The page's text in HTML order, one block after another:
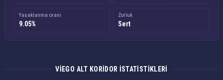
Yasaklanma oranı
9.05%
Zorluk
Sert
VIEGO ALT KORIDOR ISTATISTIKLERI